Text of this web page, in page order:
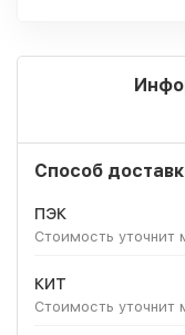
Способ
ПЭК
Стоимость уточнит
КИТ
Стоимость уточнит